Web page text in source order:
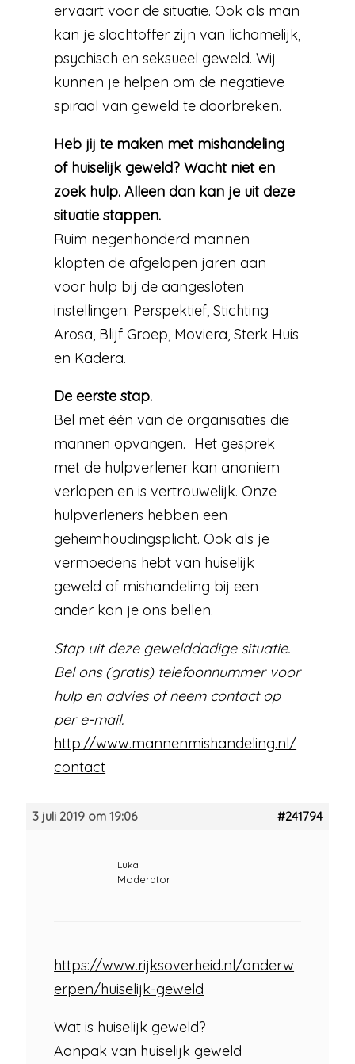
ervaart voor de situatie. Ook als man
kan je slachtoffer zijn van lichamelijk,
psychisch en seksueel geweld. Wij
kunnen je helpen om de negatieve
spiraal van geweld te doorbreken.
Heb jij te maken met mishandeling
of huiselijk geweld? Wacht niet en
zoek hulp. Alleen dan kan je uit deze
situatie stappen.
Ruim negenhonderd mannen
klopten de afgelopen jaren aan
voor hulp bij de aangesloten
instellingen: Perspektief, Stichting
Arosa, Blijf Groep, Moviera, Sterk Huis
en Kadera.
De eerste stap.
Bel met één van de organisaties die
mannen opvangen. Het gesprek
met de hulpverlener kan anoniem
verlopen en is vertrouwelijk. Onze
hulpverleners hebben een
geheimhoudingsplicht. Ook als je
vermoedens hebt van huiselijk
geweld of mishandeling bij een
ander kan je ons bellen.
Stap uit deze gewelddadige situatie.
Bel ons (gratis) telefoonnummer voor
hulp en advies of neem contact op
per e-mail.
http://www.mannenmishandeling.nl/
contact
3 juli 2019 om 19:06 #241794
Luka
Moderator
https://www.rijksoverheid.nl/onderw
erpen/huiselijk-geweld
Wat is huiselijk geweld?
Aanpak van huiselijk geweld